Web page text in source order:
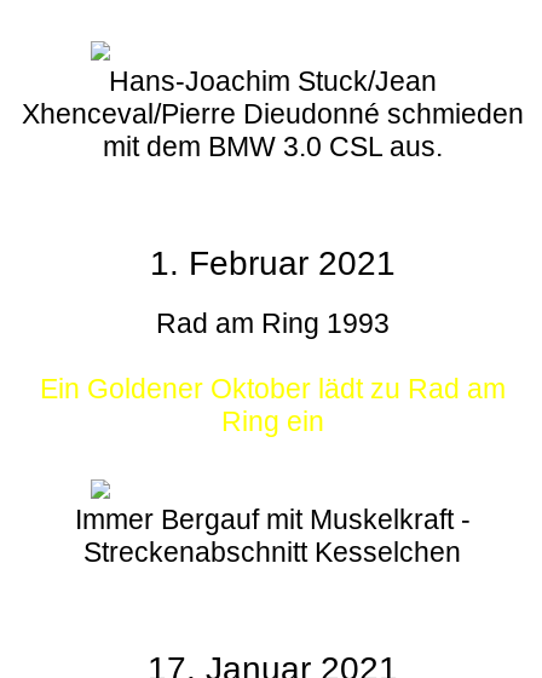
Hans-Joachim Stuck/Jean
Xhenceval/Pierre Dieudonné schmieden
mit dem BMW 3.0 CSL aus.
1. Februar 2021
Rad am Ring 1993
Ein Goldener Oktober lädt zu Rad am
Ring ein
Immer Bergauf mit Muskelkraft -
Streckenabschnitt Kesselchen
17. Januar 2021